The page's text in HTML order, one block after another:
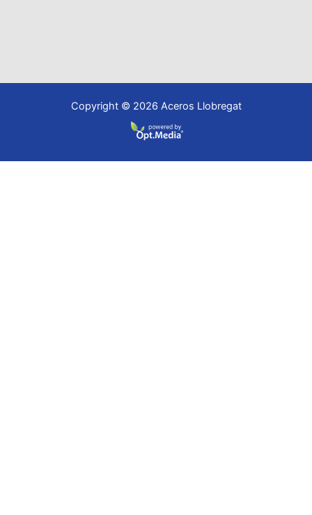
Copyright © 2026 Aceros Llobregat